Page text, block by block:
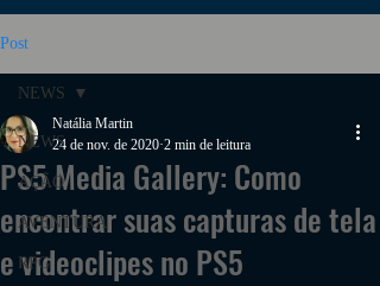
Post
NEWS
AÇÃO
AVENTURA
RPG
NEWS
PS5 Media Gallery: Como
encontrar suas capturas de tela
e videoclipes no PS5
Natália Martin
24 de nov. de 2020 2 min de leitura